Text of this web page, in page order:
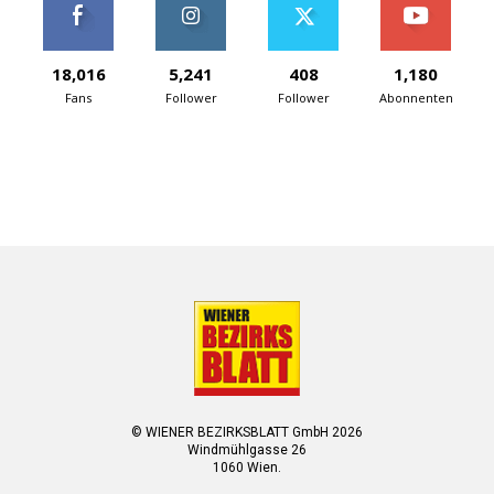
18,016
Fans
5,241
Follower
408
Follower
1,180
Abonnenten
© WIENER BEZIRKSBLATT GmbH 2026
Windmühlgasse 26
1060 Wien.